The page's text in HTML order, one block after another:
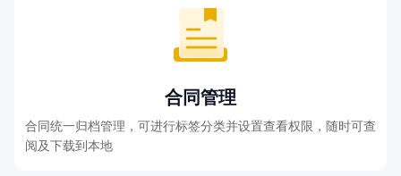
合同管理
合同统一归档管理，可进行标签分类并设置查看权限，随时可查
阅及下载到本地